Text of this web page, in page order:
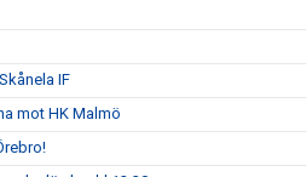
IF
mot HK Malmö